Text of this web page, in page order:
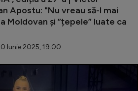
Apostu: "Nu vreau să-l mai
Moldovan și ”țepele” luate ca
Iunie 2025, 19:00